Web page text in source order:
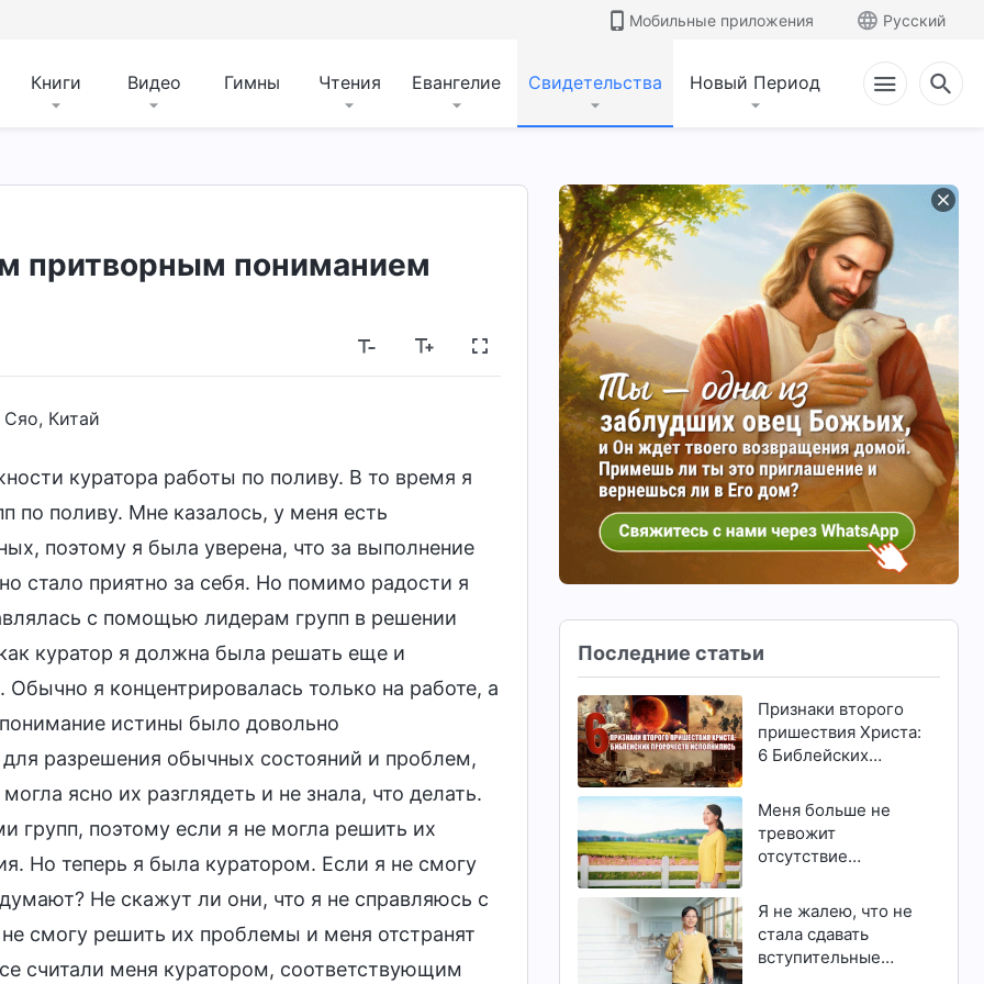
Мобильные приложения Русский
Книги Видео Гимны Чтения Евангелие Свидетельства Новый Период
притворным пониманием
Китай
куратора работы по поливу. В то время я
по поливу. Мне казалось, у меня есть
поэтому я была уверена, что за выполнение
стало приятно за себя. Но помимо радости я
с помощью лидерам групп в решении
куратор я должна была решать еще и
я концентрировалась только на работе, а
истины было довольно
разрешения обычных состояний и проблем,
ясно их разглядеть и не знала, что делать.
групп, поэтому если я не могла решить их
Но теперь я была куратором. Если я не смогу
Не скажут ли они, что я не справляюсь с
смогу решить их проблемы и меня отстранят
считали меня куратором, соответствующим
Последние статьи
Признаки второго
пришествия Христа:
6 Библейских
исполнились
Меня больше не
тревожит
отсутствие
талантов
Я не жалею, что не
стала сдавать
вступительные